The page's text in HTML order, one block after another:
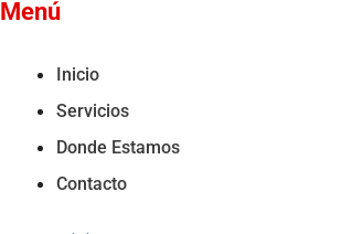
Menú
Inicio
Servicios
Donde Estamos
Contacto